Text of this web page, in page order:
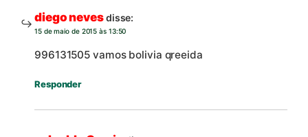
diego nevesdisse:
15 de maio de 2015 às 13:50
996131505 vamos bolivia qreeida
Responder